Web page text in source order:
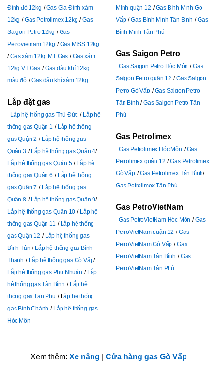
Đình đỏ 12kg
Gas Gia Đình xám
12kg
Gas Petrolimex 12kg
Gas
Saigon Petro 12kg
Gas
Petrovietnam 12kg
Gas MISS 12kg
Gas xám 12kg MT Gas
Gas xám
12kg VT Gas
Gas dầu khí 12kg
màu đỏ
Gas dầu khí xám 12kg
Lắp đặt gas
Lắp hệ thống gas Thủ Đức
Lắp hệ
thống gas Quận 1
Lắp hệ thống
gas Quận 2
Lắp hệ thống gas
Quận 3
Lắp hệ thống gas Quận 4
Lắp hệ thống gas Quận 5
Lắp hệ
thống gas Quận 6
Lắp hệ thống
gas Quận 7
Lắp hệ thống gas
Quận 8
Lắp hệ thống gas Quận 9
Lắp hệ thống gas Quận 10
Lắp hệ
thống gas Quận 11
Lắp hệ thống
gas Quận 12
Lắp hệ thống gas
Bình Tân
Lắp hệ thống gas Bình
Thạnh
Lắp hệ thống gas Gò Vấp
Lắp hệ thống gas Phú Nhuận
Lắp
hệ thống gas Tân Bình
Lắp hệ
thống gas Tân Phú
Lắp hệ thống
gas Bình Chánh
Lắp hệ thống gas
Hóc Môn
Minh quận 12
Gas Bình Minh Gò
Vấp
Gas Bình Minh Tân Bình
Gas
Bình Minh Tân Phú
Gas Saigon Petro
Gas Saigon Petro Hóc Môn
Gas
Saigon Petro quận 12
Gas Saigon
Petro Gò Vấp
Gas Saigon Petro
Tân Bình
Gas Saigon Petro Tân
Phú
Gas Petrolimex
Gas Petrolimex Hóc Môn
Gas
Petrolimex quận 12
Gas Petrolimex
Gò Vấp
Gas Petrolimex Tân Bình
Gas Petrolimex Tân Phú
Gas PetroVietNam
Gas PetroVietNam Hóc Môn
Gas
PetroVietNam quận 12
Gas
PetroVietNam Gò Vấp
Gas
PetroVietNam Tân Bình
Gas
PetroVietNam Tân Phú
Xem thêm: Xe nâng Cửa hàng gas Gò Vấp